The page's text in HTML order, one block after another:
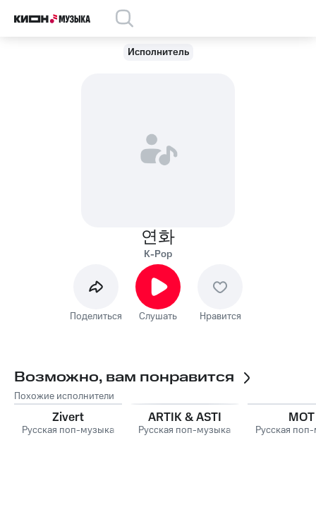
Исполнитель
연화
K-Pop
Поделиться Слушать Нравится
Возможно, вам понравится
Похожие исполнители
Zivert
Русская поп-музыка
ARTIK & ASTI
Русская поп-музыка
MOT
Русская